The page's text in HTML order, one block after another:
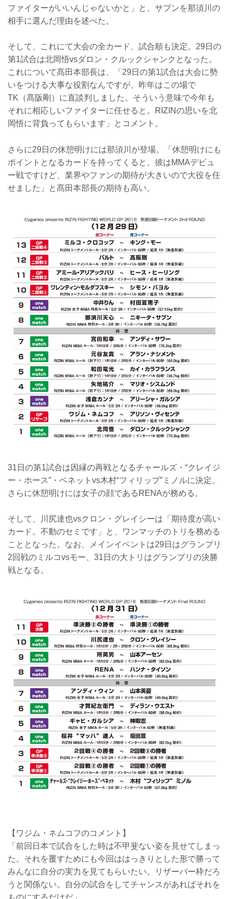
ファイターがいいんじゃないかと」と、サプンを那須川の
相手に選んだ理由を述べた。
そして、これにて大会の全カード、試合順も決定。29日の
第1試合は北岡悟vsダロン・クルックシャンクとなった。
これについて髙田本部長は、「29日の第1試合は大会に勢
いをつける大事な役割なんですが、昨年はこの場で
TK（髙阪剛）に直談判しました。そういう意味で今年も
それに相応しいファイターに任せると。RIZINの思いを北
岡悟に背負ってもらいます」とコメント。
さらに29日の休憩明けには那須川が登場。「休憩明けにも
ポイントとなるカードを持ってくると。彼はMMAデビュ
ー戦ですけど、業界やファンの期待が大きいので大役を任
せました」と髙田本部長の期待も高い。
31日の第1試合は因縁の再戦となるチャールズ・“クレイジ
ー・ホース”・ベネットvs木村“フィリップ”ミノルに決定。
さらに休憩明けには女子の顔であるRENAが務める。
そして、川尻達也vsクロン・グレイシーは「期待度が高い
カード。不動のセミです」と、ワンマッチのトリを務める
こととなった。なお、メインイベントは29日はグランプリ
2回戦のミルコvsモー、31日の大トリはグランプリの決勝
戦となる。
【ワジム・ネムコフのコメント】
「前回日本で試合をした時は不甲斐ない姿を見せてしまっ
た。それを覆すためにも今回ははっきりとした形で勝って
みんなに自分の実力を見てもらいたい。リザーバー枠だろ
うと関係ない。自分の試合をしてチャンスがあればそれを